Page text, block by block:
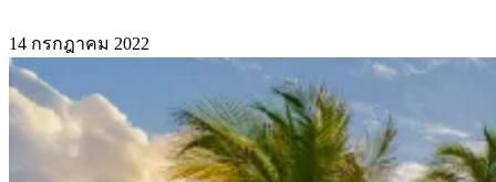
14 กรกฎาคม 2022